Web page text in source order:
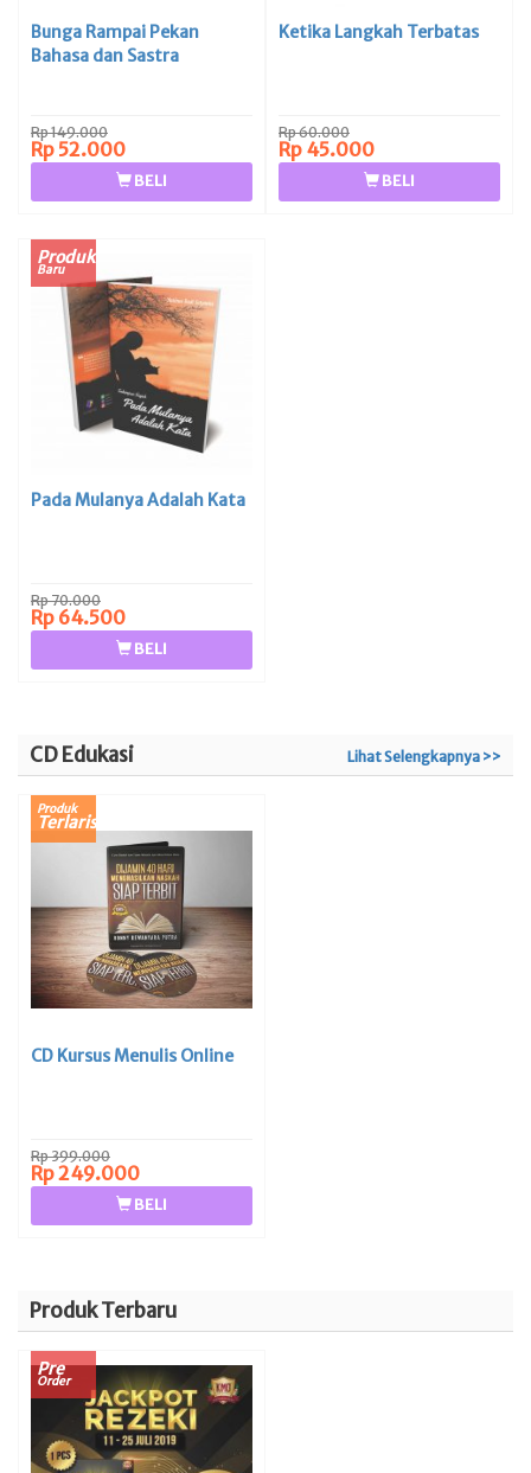
Bunga Rampai Pekan
Bahasa dan Sastra
Rp 149.000
Rp 52.000
BELI
Ketika Langkah Terbatas
Rp 60.000
Rp 45.000
BELI
Produk
Baru
Pada Mulanya Adalah Kata
Rp 70.000
Rp 64.500
BELI
CD Edukasi Lihat Selengkapnya >>
Produk
Terlaris
CD Kursus Menulis Online
Rp 399.000
Rp 249.000
BELI
Produk Terbaru
Pre
Order